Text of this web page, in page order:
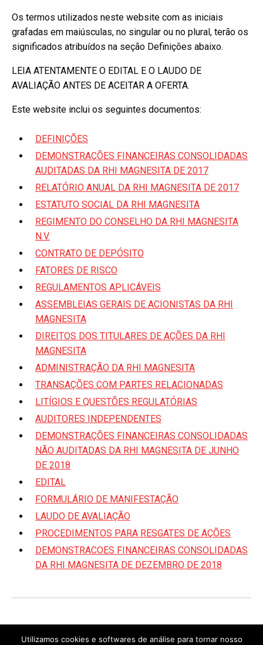
Os termos utilizados neste website com as iniciais
grafadas em maiúsculas, no singular ou no plural, terão os
significados atribuídos na seção Definições abaixo.
LEIA ATENTAMENTE O EDITAL E O LAUDO DE
AVALIAÇÃO ANTES DE ACEITAR A OFERTA.
Este website inclui os seguintes documentos:
DEFINIÇÕES
DEMONSTRAÇÕES FINANCEIRAS CONSOLIDADAS
AUDITADAS DA RHI MAGNESITA DE 2017
RELATÓRIO ANUAL DA RHI MAGNESITA DE 2017
ESTATUTO SOCIAL DA RHI MAGNESITA
REGIMENTO DO CONSELHO DA RHI MAGNESITA
N.V.
CONTRATO DE DEPÓSITO
FATORES DE RISCO
REGULAMENTOS APLICÁVEIS
ASSEMBLEIAS GERAIS DE ACIONISTAS DA RHI
MAGNESITA
DIREITOS DOS TITULARES DE AÇÕES DA RHI
MAGNESITA
ADMINISTRAÇÃO DA RHI MAGNESITA
TRANSAÇÕES COM PARTES RELACIONADAS
LITÍGIOS E QUESTÕES REGULATÓRIAS
AUDITORES INDEPENDENTES
DEMONSTRAÇÕES FINANCEIRAS CONSOLIDADAS
NÃO AUDITADAS DA RHI MAGNESITA DE JUNHO
DE 2018
EDITAL
FORMULÁRIO DE MANIFESTAÇÃO
LAUDO DE AVALIAÇÃO
PROCEDIMENTOS PARA RESGATES DE AÇÕES
DEMONSTRACOES FINANCEIRAS CONSOLIDADAS
DA RHI MAGNESITA DE DEZEMBRO DE 2018
Utilizamos cookies e softwares de análise para tornar nosso